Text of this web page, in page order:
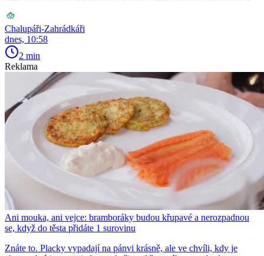
Chalupáři-Zahrádkáři
dnes, 10:58
2 min
Reklama
Ani mouka, ani vejce: bramboráky budou křupavé a nerozpadnou
se, když do těsta přidáte 1 surovinu
Znáte to. Placky vypadají na pánvi krásně, ale ve chvíli, kdy je